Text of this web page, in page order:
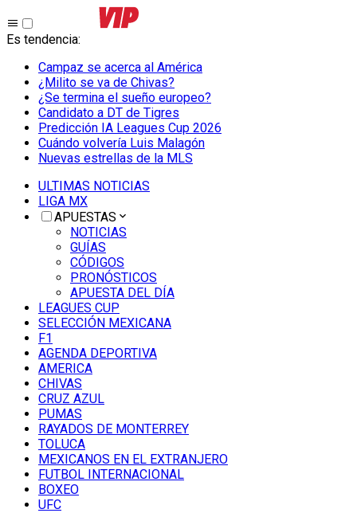
Es tendencia:
Campaz se acerca al América
¿Milito se va de Chivas?
¿Se termina el sueño europeo?
Candidato a DT de Tigres
Predicción IA Leagues Cup 2026
Cuándo volvería Luis Malagón
Nuevas estrellas de la MLS
ULTIMAS NOTICIAS
LIGA MX
APUESTAS
NOTICIAS
GUÍAS
CÓDIGOS
PRONÓSTICOS
APUESTA DEL DÍA
LEAGUES CUP
SELECCIÓN MEXICANA
F1
AGENDA DEPORTIVA
AMERICA
CHIVAS
CRUZ AZUL
PUMAS
RAYADOS DE MONTERREY
TOLUCA
MEXICANOS EN EL EXTRANJERO
FUTBOL INTERNACIONAL
BOXEO
UFC